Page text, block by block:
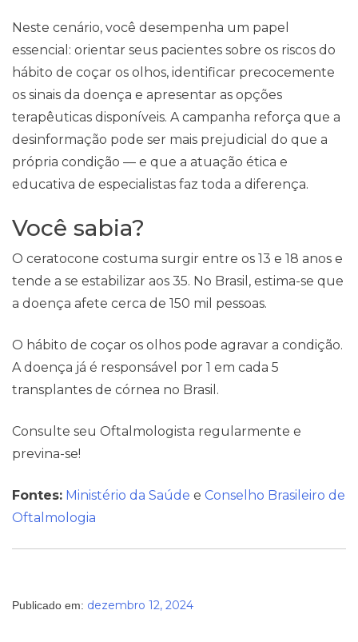
Neste cenário, você desempenha um papel
essencial: orientar seus pacientes sobre os riscos do
hábito de coçar os olhos, identificar precocemente
os sinais da doença e apresentar as opções
terapêuticas disponíveis. A campanha reforça que a
desinformação pode ser mais prejudicial do que a
própria condição — e que a atuação ética e
educativa de especialistas faz toda a diferença.
Você sabia?
O ceratocone costuma surgir entre os 13 e 18 anos e
tende a se estabilizar aos 35. No Brasil, estima-se que
a doença afete cerca de 150 mil pessoas.
O hábito de coçar os olhos pode agravar a condição.
A doença já é responsável por 1 em cada 5
transplantes de córnea no Brasil.
Consulte seu Oftalmologista regularmente e
previna-se!
Fontes: Ministério da Saúde e Conselho Brasileiro de
Oftalmologia
Publicado em: dezembro 12, 2024